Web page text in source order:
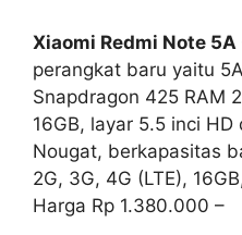
Xiaomi Redmi Note 5A
perangkat baru yaitu
Snapdragon 425 RAM
16GB, layar 5.5 inci
Nougat, berkapasitas
2G, 3G, 4G (LTE),
Harga Rp 1.380.000 –